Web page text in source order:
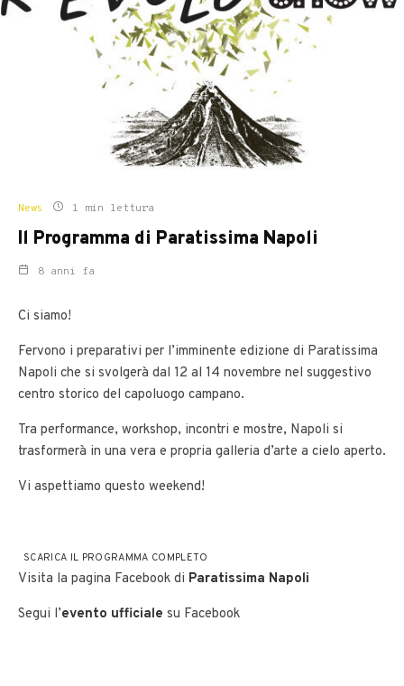
News 1 min lettura
Il Programma di Paratissima Napoli
8 anni fa
Ci siamo!
Fervono i preparativi per l’imminente edizione di Paratissima
Napoli che si svolgerà dal 12 al 14 novembre nel suggestivo
centro storico del capoluogo campano.
Tra performance, workshop, incontri e mostre, Napoli si
trasformerà in una vera e propria galleria d’arte a cielo aperto.
Vi aspettiamo questo weekend!
SCARICA IL PROGRAMMA COMPLETO
Visita la pagina Facebook di Paratissima Napoli
Segui l’evento ufficiale su Facebook